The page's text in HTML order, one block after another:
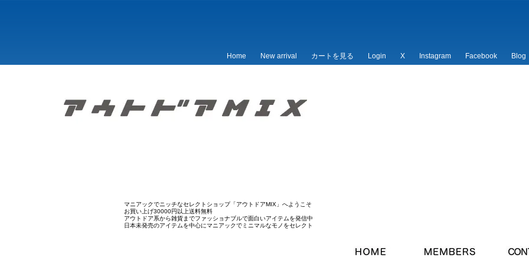
Home New arrival カートを見る Login X Instagram Facebook Blog
マニアックでニッチなセレクトショップ「アウトドアMIX」へようこそ
お買い上げ30000円以上送料無料
アウトドア系から雑貨までファッショナブルで面白いアイテムを発信中
日本未発売のアイテムを中心にマニアックでミニマルなモノをセレクト